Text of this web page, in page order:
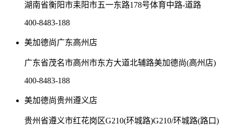
湖南省衡阳市耒阳市五一东路178号体育中路-道路
400-8483-188
美加德尚广东高州店
广东省茂名市高州市东方大道北辅路美加德尚(高州店)
400-8483-188
美加德尚贵州遵义店
贵州省遵义市红花岗区G210(环城路)G210/环城路(路口)